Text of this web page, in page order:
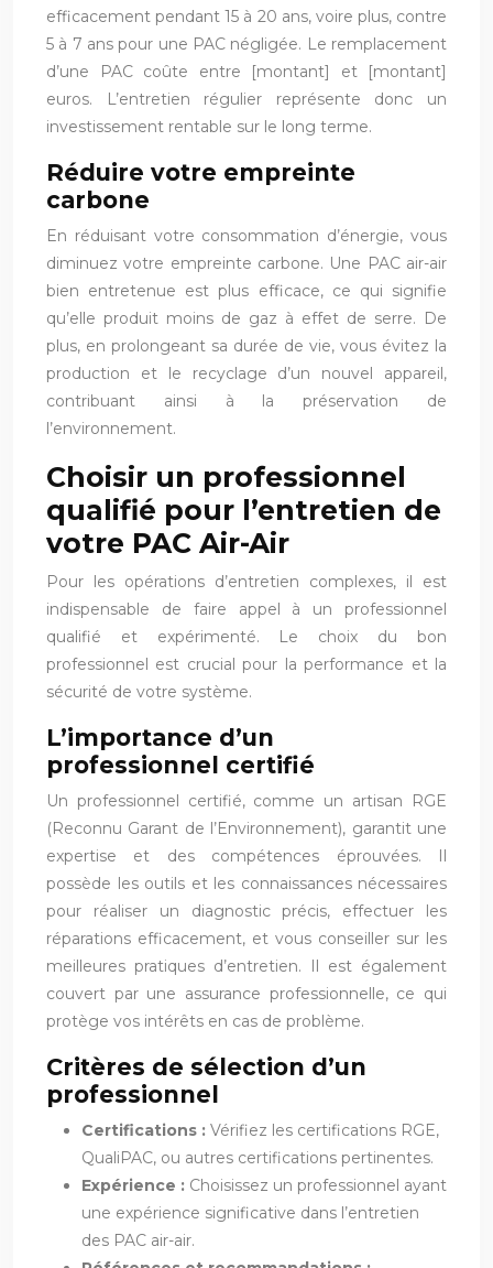
efficacement pendant 15 à 20 ans, voire plus, contre
5 à 7 ans pour une PAC négligée. Le remplacement
d’une PAC coûte entre [montant] et [montant]
euros. L’entretien régulier représente donc un
investissement rentable sur le long terme.
Réduire votre empreinte
carbone
En réduisant votre consommation d’énergie, vous
diminuez votre empreinte carbone. Une PAC air-air
bien entretenue est plus efficace, ce qui signifie
qu’elle produit moins de gaz à effet de serre. De
plus, en prolongeant sa durée de vie, vous évitez la
production et le recyclage d’un nouvel appareil,
contribuant ainsi à la préservation de
l’environnement.
Choisir un professionnel
qualifié pour l’entretien de
votre PAC Air-Air
Pour les opérations d’entretien complexes, il est
indispensable de faire appel à un professionnel
qualifié et expérimenté. Le choix du bon
professionnel est crucial pour la performance et la
sécurité de votre système.
L’importance d’un
professionnel certifié
Un professionnel certifié, comme un artisan RGE
(Reconnu Garant de l’Environnement), garantit une
expertise et des compétences éprouvées. Il
possède les outils et les connaissances nécessaires
pour réaliser un diagnostic précis, effectuer les
réparations efficacement, et vous conseiller sur les
meilleures pratiques d’entretien. Il est également
couvert par une assurance professionnelle, ce qui
protège vos intérêts en cas de problème.
Critères de sélection d’un
professionnel
Certifications : Vérifiez les certifications RGE,
QualiPAC, ou autres certifications pertinentes.
Expérience : Choisissez un professionnel ayant
une expérience significative dans l’entretien
des PAC air-air.